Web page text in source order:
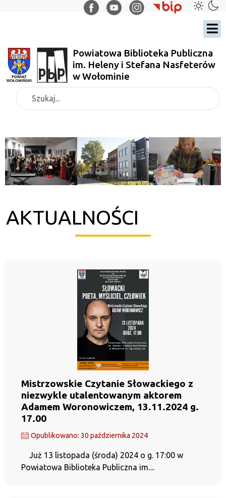
Powiatowa Biblioteka Publiczna
im. Heleny i Stefana Nasfeterów
w Wołominie
Szukaj
AKTUALNOŚCI
Mistrzowskie Czytanie Słowackiego z
niezwykle utalentowanym aktorem
Adamem Woronowiczem, 13.11.2024 g.
17.00
Opublikowano: 30 października 2024
Już 13 listopada (środa) 2024 o g. 17:00 w
Powiatowa Biblioteka Publiczna im....